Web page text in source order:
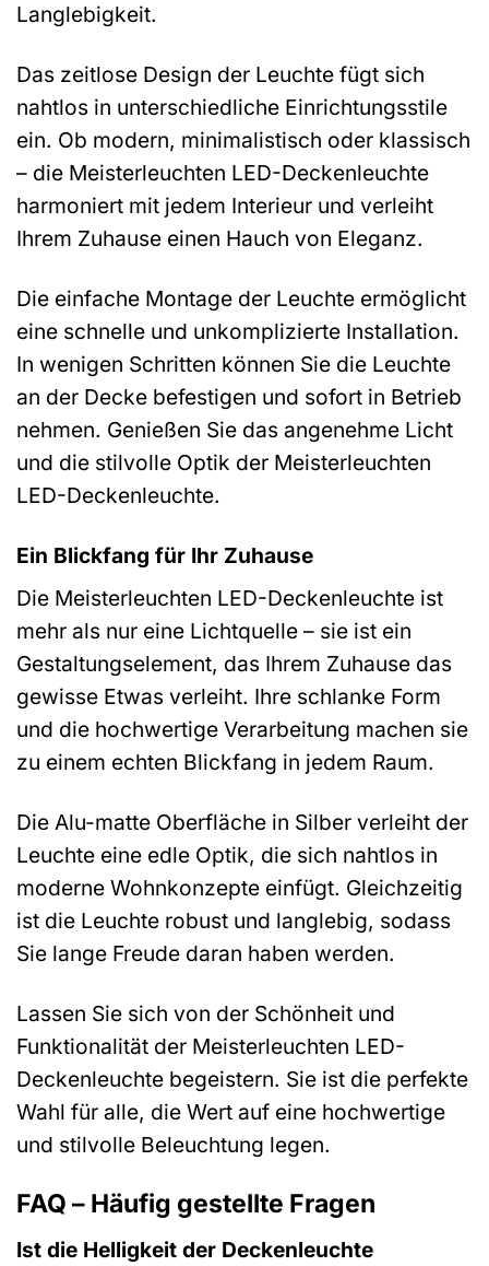
Langlebigkeit.
Das zeitlose Design der Leuchte fügt sich
nahtlos in unterschiedliche Einrichtungsstile
ein. Ob modern, minimalistisch oder klassisch
– die Meisterleuchten LED-Deckenleuchte
harmoniert mit jedem Interieur und verleiht
Ihrem Zuhause einen Hauch von Eleganz.
Die einfache Montage der Leuchte ermöglicht
eine schnelle und unkomplizierte Installation.
In wenigen Schritten können Sie die Leuchte
an der Decke befestigen und sofort in Betrieb
nehmen. Genießen Sie das angenehme Licht
und die stilvolle Optik der Meisterleuchten
LED-Deckenleuchte.
Ein Blickfang für Ihr Zuhause
Die Meisterleuchten LED-Deckenleuchte ist
mehr als nur eine Lichtquelle – sie ist ein
Gestaltungselement, das Ihrem Zuhause das
gewisse Etwas verleiht. Ihre schlanke Form
und die hochwertige Verarbeitung machen sie
zu einem echten Blickfang in jedem Raum.
Die Alu-matte Oberfläche in Silber verleiht der
Leuchte eine edle Optik, die sich nahtlos in
moderne Wohnkonzepte einfügt. Gleichzeitig
ist die Leuchte robust und langlebig, sodass
Sie lange Freude daran haben werden.
Lassen Sie sich von der Schönheit und
Funktionalität der Meisterleuchten LED-
Deckenleuchte begeistern. Sie ist die perfekte
Wahl für alle, die Wert auf eine hochwertige
und stilvolle Beleuchtung legen.
FAQ – Häufig gestellte Fragen
Ist die Helligkeit der Deckenleuchte